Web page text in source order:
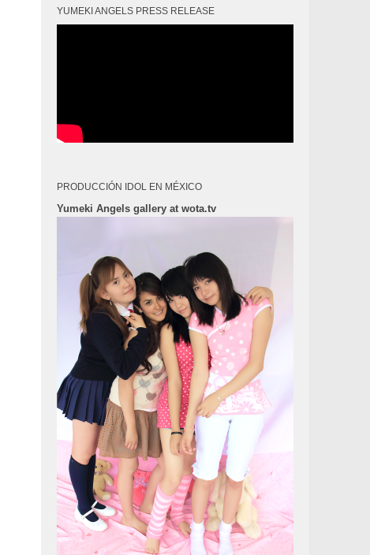
YUMEKI ANGELS PRESS RELEASE
PRODUCCIÓN IDOL EN MÉXICO
Yumeki Angels gallery at wota.tv